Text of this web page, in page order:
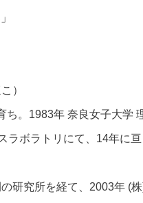
）
ち。1983年 奈良女子大学
ラボラトリにて、14年に
研究所を経て、2003年 (